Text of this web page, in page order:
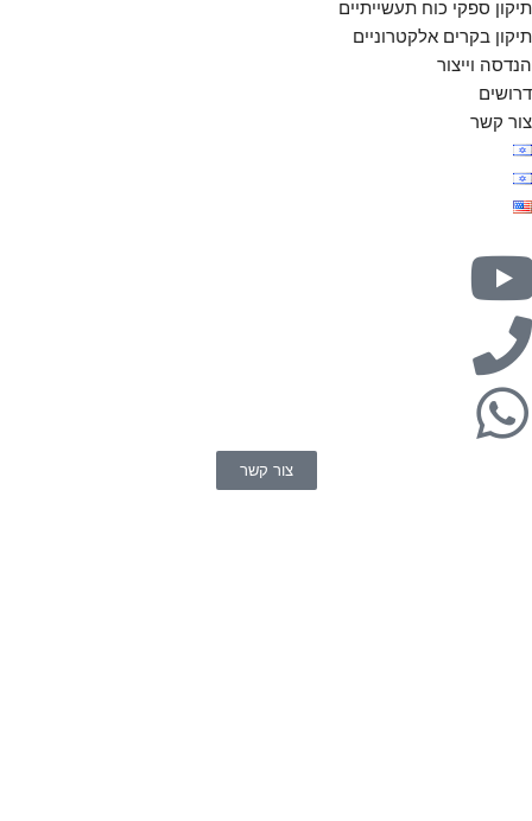
תיקון ספקי כוח תעשייתיים
תיקון בקרים אלקטרוניים
הנדסה וייצור
דרושים
צור קשר
צור קשר